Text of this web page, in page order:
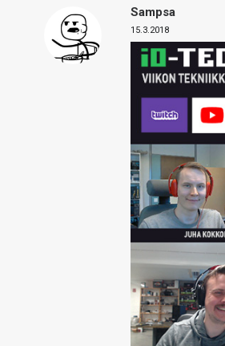
Sampsa
15.3.2018